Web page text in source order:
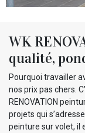
WK
qualité,
Pourquoi travailler
nos prix pas chers.
RENOVATION
projets qui
peinture sur volet, il